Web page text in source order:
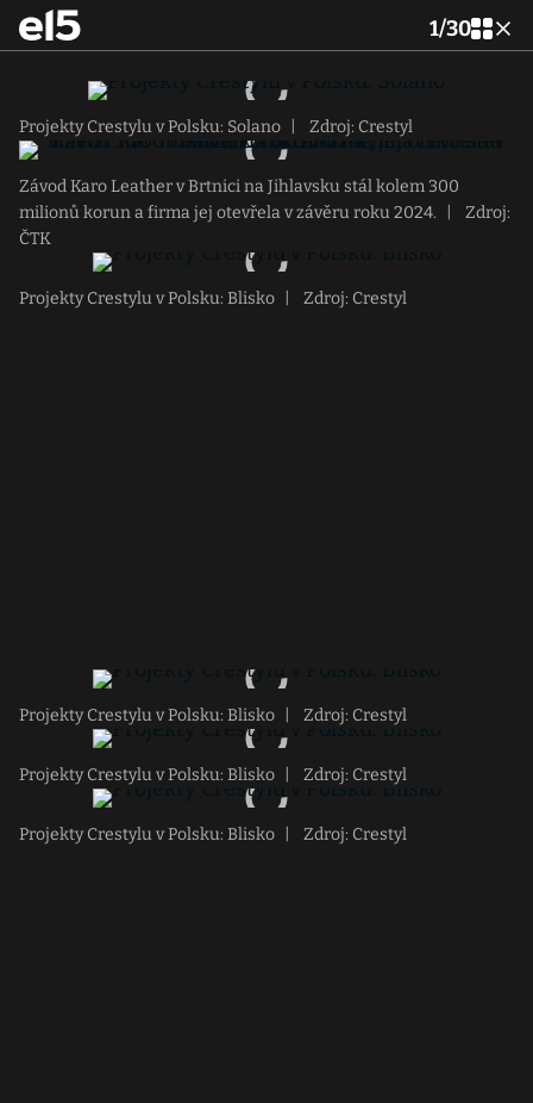
1/30
Projekty Crestylu v Polsku: Solano Zdroj: Crestyl
Závod Karo Leather v Brtnici na Jihlavsku stál kolem 300
milionů korun a firma jej otevřela v závěru roku 2024.
Zdroj:
ČTK
Projekty Crestylu v Polsku: Blisko Zdroj: Crestyl
Projekty Crestylu v Polsku: Blisko Zdroj: Crestyl
Projekty Crestylu v Polsku: Blisko Zdroj: Crestyl
Projekty Crestylu v Polsku: Blisko Zdroj: Crestyl